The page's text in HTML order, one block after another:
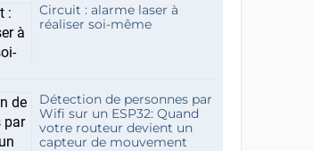
Circuit : alarme laser à
réaliser soi-même
Détection de personnes par
Wifi sur un ESP32: Quand
votre routeur devient un
capteur de mouvement